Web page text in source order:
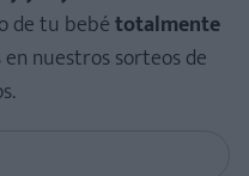
de tu bebétotalmente
nuestros sorteos de